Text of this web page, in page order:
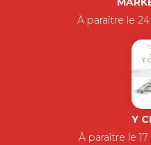
À paraître le
Y
À paraître le